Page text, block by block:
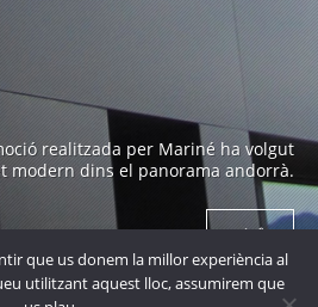
realitzada per Mariné ha volgut
modern dins el panorama andorrà.
+ info
a Andorra construït als anys 70 i
prestigiós com es en Ricard
Bofill.
+ info
que us donem la millor experiència al
utilitzant aquest lloc, assumirem que